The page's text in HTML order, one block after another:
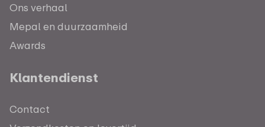
Ons verhaal
Mepal en duurzaamheid
Awards
Klantendienst
Contact